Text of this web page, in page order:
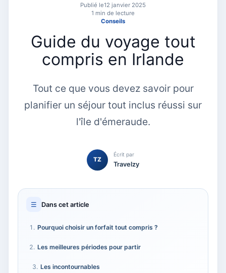
Publié le12 janvier 2025
1 min de lecture
Conseils
Guide du voyage tout
compris en Irlande
Tout ce que vous devez savoir pour
planifier un séjour tout inclus réussi sur
l'île d'émeraude.
TZ
Écrit par
Travelzy
☰ Dans cet article
Pourquoi choisir un forfait tout compris ?
Les meilleures périodes pour partir
Les incontournables